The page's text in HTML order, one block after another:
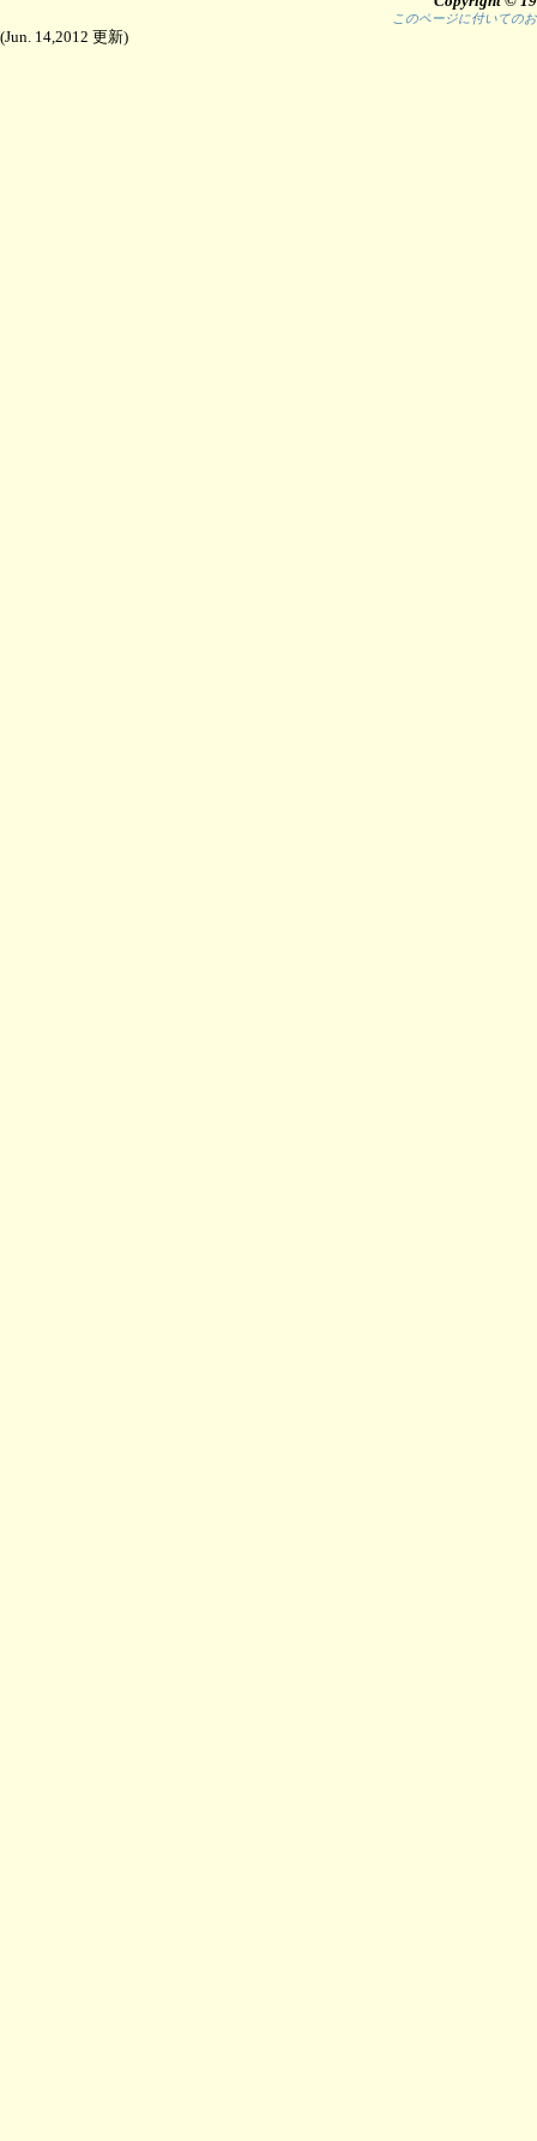
このページに付いての
(Jun. 14,2012 更新)